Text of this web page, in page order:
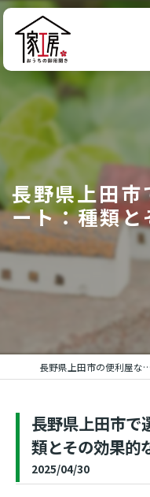
長野県上田
ート：種類
長野県上田市の便利屋ならおうちの御用聞き家工房 上田塩田店
長野県上田市で
類とその効果的
2025/04/30